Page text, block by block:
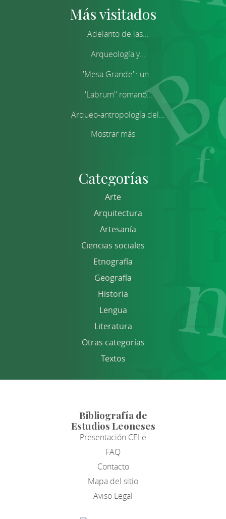
Más visitados
Adelanto de las...
Arqueología y...
''Mesa Grande'': un...
''Labrum'' romano...
Arqueo-antropología del...
Mostrar más
Categorías
Arte
Arquitectura
Artesanía
Ciencias sociales
Etnografía
Geografía
Historia
Lengua
Literatura
Otras categorías
Textos
Bibliografía de
Estudios Leoneses
Presentación CELe
FAQ
Contacto
Mapa del sitio
Aviso Legal